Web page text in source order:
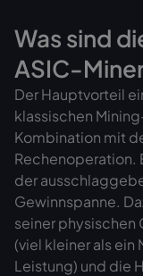
Was sind
ASIC-
Der Hauptvorteil
klassischen
Kombination mit
Rechenoperation.
der
Gewinnspanne.
seiner physischen
(viel kleiner als
Leistung) und die